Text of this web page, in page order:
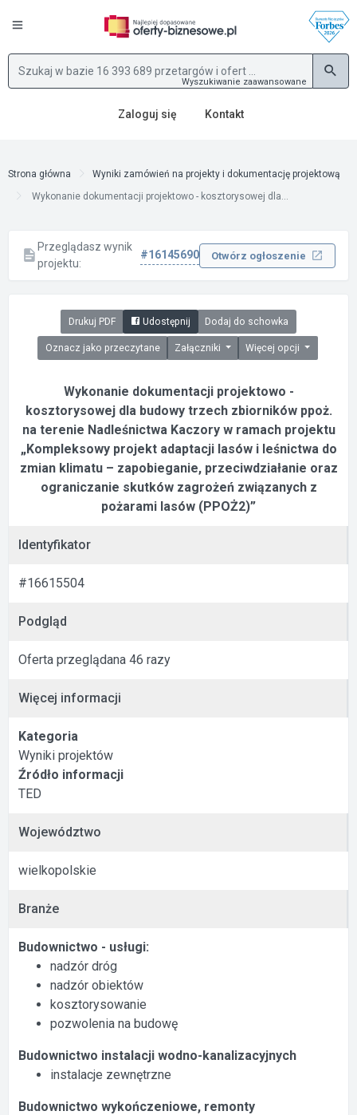
Wyszukiwanie zaawansowane
Zaloguj się Kontakt
Strona główna
Wyniki zamówień na projekty i dokumentację projektową
Wykonanie dokumentacji projektowo - kosztorysowej dla...
Przeglądasz wynik
projektu:
#16145690 Otwórz ogłoszenie
Drukuj PDF Udostępnij Dodaj do schowka
Oznacz jako przeczytane Załączniki Więcej opcji
Wykonanie dokumentacji projektowo -
kosztorysowej dla budowy trzech zbiorników ppoż.
na terenie Nadleśnictwa Kaczory w ramach projektu
„Kompleksowy projekt adaptacji lasów i leśnictwa do
zmian klimatu – zapobieganie, przeciwdziałanie oraz
ograniczanie skutków zagrożeń związanych z
pożarami lasów (PPOŻ2)”
Identyfikator
#16615504
Podgląd
Oferta przeglądana 46 razy
Więcej informacji
Kategoria
Wyniki projektów
Źródło informacji
TED
Województwo
wielkopolskie
Branże
Budownictwo - usługi:
nadzór dróg
nadzór obiektów
kosztorysowanie
pozwolenia na budowę
Budownictwo instalacji wodno-kanalizacyjnych
instalacje zewnętrzne
Budownictwo wykończeniowe, remonty